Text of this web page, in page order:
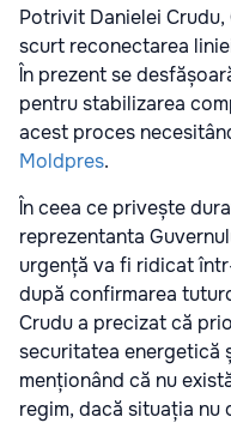
Potrivit Danielei
scurt reconectarea
În prezent se
pentru stabilizarea
acest proces
Moldpres.
În ceea ce privește
reprezentanta
urgență va fi ridicat
după confirmarea
Crudu a precizat că
securitatea energetică
menționând că nu
regim, dacă situația nu